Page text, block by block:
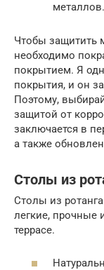
металлов.
Чтобы защитить
необходимо
покрытием. Я
покрытия, и он
Поэтому,
защитой от
заключается в
а также
Столы из
Столы из
легкие, прочные
террасе.